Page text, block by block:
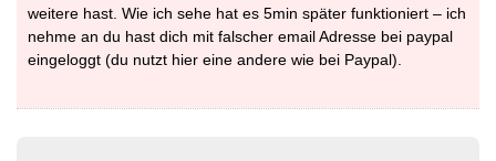
weitere hast. Wie ich sehe hat es 5min später funktioniert – ich
nehme an du hast dich mit falscher email Adresse bei paypal
eingeloggt (du nutzt hier eine andere wie bei Paypal).